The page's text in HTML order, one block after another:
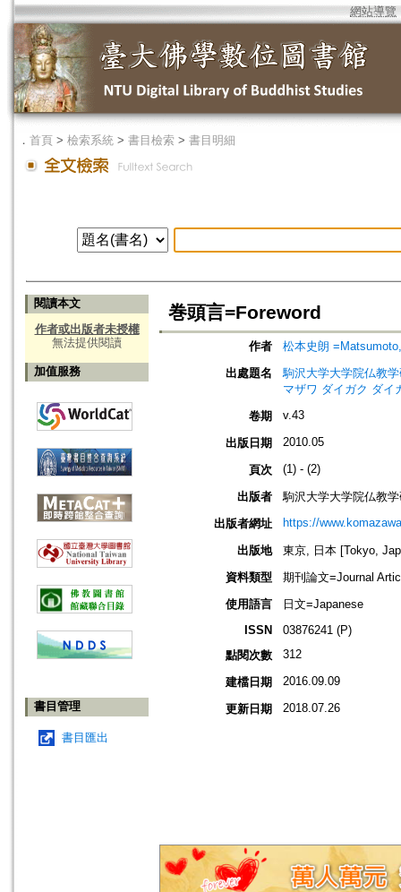
網站導覽
． 首頁 > 檢索系統 > 書目檢索 > 書目明細
閱讀本文
作者或出版者未授權
無法提供閱讀
加值服務
書目管理
書目匯出
巻頭言=Foreword
作者
松本史朗
出處題名
駒沢大学大学院仏教
マザワ ダイガク ダイ
卷期
v.43
出版日期 2010.05
頁次 (1) - (2)
出版者
駒沢大学大学院仏教
出版者網址
https://
出版地
東京, 日本 [Tokyo,
資料類型
期刊論文=Journal
使用語言
日文=Japanese
ISSN
03876241 (P)
點閱次數
312
建檔日期 2016.09.09
更新日期 2018.07.26